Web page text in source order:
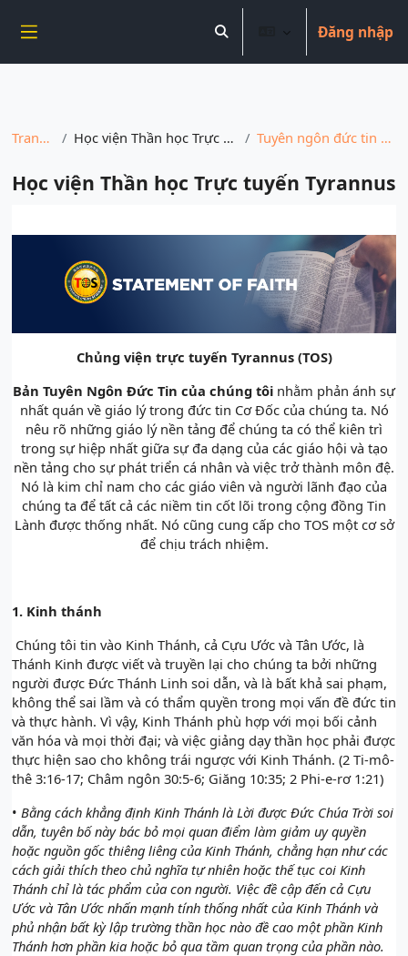
Chuyển tới nội dung chính
Chuyển đổi chọn tìm kiếm
Đăng nhập
Trang chủ Học viện Thần học Trực tuyến Tyrannus Tuyên ngôn đức tin của chúng tôi
Học viện Thần học Trực tuyến Tyrannus
Chủng viện trực tuyến Tyrannus (TOS)
Bản Tuyên Ngôn Đức Tin của chúng tôi nhằm phản ánh sự
nhất quán về giáo lý trong đức tin Cơ Đốc của chúng ta. Nó
nêu rõ những giáo lý nền tảng để chúng ta có thể kiên trì
trong sự hiệp nhất giữa sự đa dạng của các giáo hội và tạo
nền tảng cho sự phát triển cá nhân và việc trở thành môn đệ.
Nó là kim chỉ nam cho các giáo viên và người lãnh đạo của
chúng ta để tất cả các niềm tin cốt lõi trong cộng đồng Tin
Lành được thống nhất. Nó cũng cung cấp cho TOS một cơ sở
để chịu trách nhiệm.
1. Kinh thánh
Chúng tôi tin vào Kinh Thánh, cả Cựu Ước và Tân Ước, là
Thánh Kinh được viết và truyền lại cho chúng ta bởi những
người được Đức Thánh Linh soi dẫn, và là bất khả sai phạm,
không thể sai lầm và có thẩm quyền trong mọi vấn đề đức tin
và thực hành. Vì vậy, Kinh Thánh phù hợp với mọi bối cảnh
văn hóa và mọi thời đại; và việc giảng dạy thần học phải được
thực hiện sao cho không trái ngược với Kinh Thánh. (2 Ti-mô-
thê 3:16-17; Châm ngôn 30:5-6; Giăng 10:35; 2 Phi-e-rơ 1:21)
• Bằng cách khẳng định Kinh Thánh là Lời được Đức Chúa Trời soi
dẫn, tuyên bố này bác bỏ mọi quan điểm làm giảm uy quyền
hoặc nguồn gốc thiêng liêng của Kinh Thánh, chẳng hạn như các
cách giải thích theo chủ nghĩa tự nhiên hoặc thế tục coi Kinh
Thánh chỉ là tác phẩm của con người. Việc đề cập đến cả Cựu
Ước và Tân Ước nhấn mạnh tính thống nhất của Kinh Thánh và
phủ nhận bất kỳ lập trường thần học nào đề cao một phần Kinh
Thánh hơn phần kia hoặc bỏ qua tầm quan trọng của phần nào.